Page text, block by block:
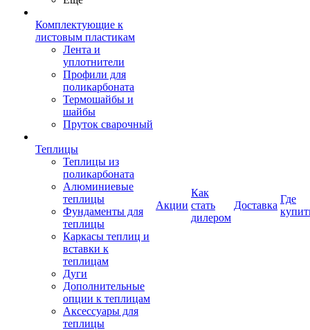
Комплектующие к
листовым пластикам
Лента и
уплотнители
Профили для
поликарбоната
Термошайбы и
шайбы
Пруток сварочный
Теплицы
Теплицы из
поликарбоната
Алюминиевые
теплицы
Фундаменты для
теплицы
Каркасы теплиц и
вставки к
теплицам
Дуги
Дополнительные
опции к теплицам
Аксессуары для
теплицы
Акции
Как
стать
дилером
Доставка
Где